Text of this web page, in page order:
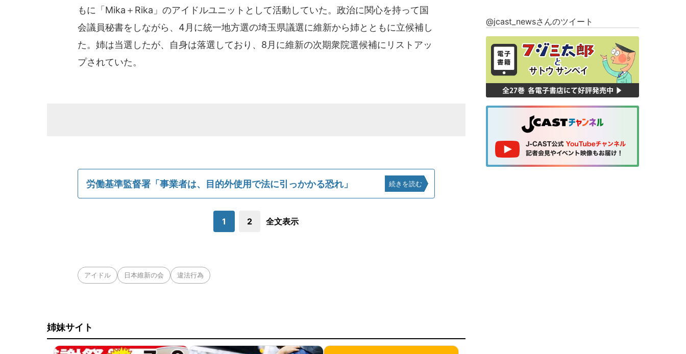
もに「Mika＋Rika」のアイドルユニットとして活動していた。政治に関心を持って国
会議員秘書をしながら、4月に統一地方選の埼玉県議選に維新から姉とともに立候補し
た。姉は当選したが、自身は落選しており、8月に維新の次期衆院選候補にリストアッ
プされていた。
労働基準監督署「事業者は、目的外使用で法に引っかかる恐れ」 続きを読む
1 2 全文表示
アイドル 日本維新の会 違法行為
姉妹サイト
@jcast_newsさんのツイート